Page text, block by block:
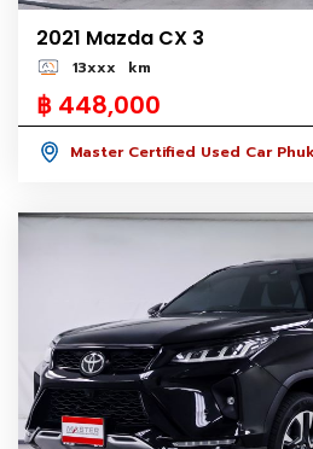
2021 Mazda CX 3
13xxx km
฿ 448,000
Master Certified Used Car